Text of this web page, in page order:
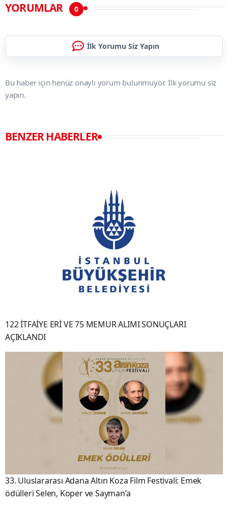
YORUMLAR 0
İlk Yorumu Siz Yapın
Bu haber için henüz onaylı yorum bulunmuyor. İlk yorumu siz
yapın.
BENZER HABERLER
122 İTFAİYE ERİ VE 75 MEMUR ALIMI SONUÇLARI
AÇIKLANDI
33. Uluslararası Adana Altın Koza Film Festivali: Emek
ödülleri Selen, Koper ve Sayman’a